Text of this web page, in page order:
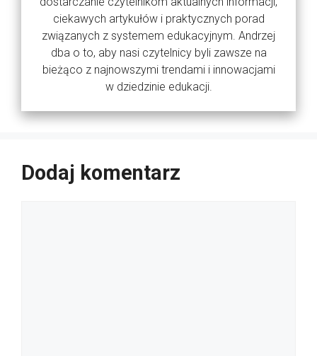
ciekawych artykułów i praktycznych porad
związanych z systemem edukacyjnym. Andrzej
dba o to, aby nasi czytelnicy byli zawsze na
bieżąco z najnowszymi trendami i innowacjami
w dziedzinie edukacji.
Dodaj komentarz